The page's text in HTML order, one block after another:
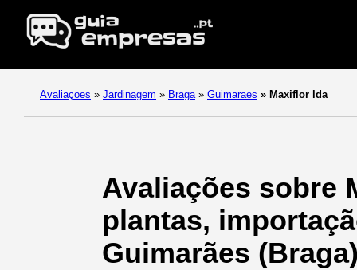
Avaliaçoes » Jardinagem » Braga » Guimaraes » Maxiflor lda
Avaliações sobre
plantas,
Guimarães